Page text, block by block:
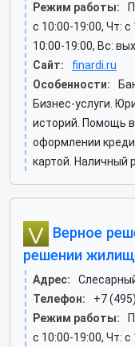
Режим работы:
c 10:00-19:00, Чт: c
10:00-19:00, Вс:
Сайт:
finardi.ru
Особенности:
Бизнес-услуги.
историй. Помощь
оформлении
картой. Наличный
Верное
решении
Адрес:
Телефон:
+7
Режим работы:
c 10:00-19:00, Чт: c